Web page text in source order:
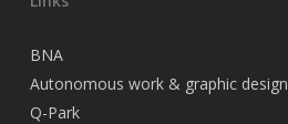
BNA
Autonomous work & graphic design
Q-Park